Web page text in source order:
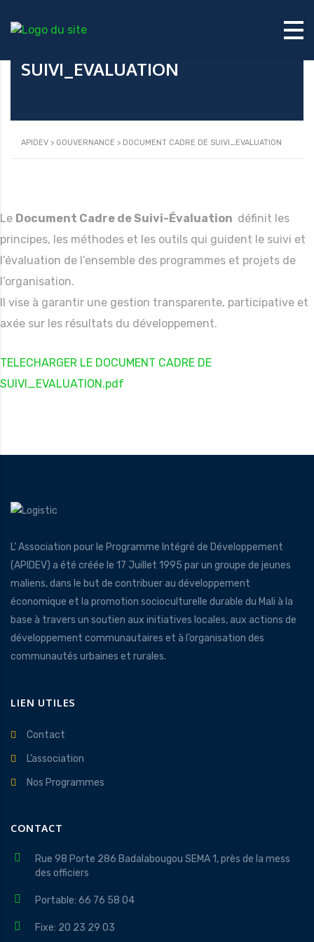
SUIVI_EVALUATION
APIDEV > GOUVERNANCE > DOCUMENT CADRE DE SUIVI_EVALUATION
Le Document Cadre de Suivi-Évaluation définit les
principes, les méthodes et les outils qui guident le suivi et
l’évaluation de l’ensemble des programmes et projets de
l’organisation.
Il vise à garantir une gestion transparente, participative et
axée sur les résultats du développement.
TELECHARGER LE DOCUMENT CADRE DE
SUIVI_EVALUATION.pdf
L’ Association pour le Programme Intégré de Développement
(APIDEV) a été créée le 17 Juillet 1995 par un groupe de jeunes
maliens, dans le but de contribuer au développement
économique et la promotion socioculturelle durable du Mali à la
base à travers un soutien aux initiatives locales, aux actions de
développement communautaires et à l’organisation des
communautés urbaines et rurales.
LIEN UTILES
Contact
L’association
Nos Programmes
CONTACT
Rue 98 Porte 286 Badalabougou SEMA 1, près de la mess
des officiers
Portable: 66 76 58 04
Fixe: 20 23 29 03